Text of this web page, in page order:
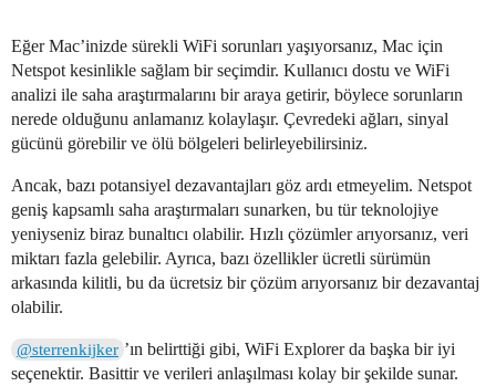
Eğer Mac’inizde sürekli WiFi sorunları yaşıyorsanız, Mac için
Netspot kesinlikle sağlam bir seçimdir. Kullanıcı dostu ve WiFi
analizi ile saha araştırmalarını bir araya getirir, böylece sorunların
nerede olduğunu anlamanız kolaylaşır. Çevredeki ağları, sinyal
gücünü görebilir ve ölü bölgeleri belirleyebilirsiniz.
Ancak, bazı potansiyel dezavantajları göz ardı etmeyelim. Netspot
geniş kapsamlı saha araştırmaları sunarken, bu tür teknolojiye
yeniyseniz biraz bunaltıcı olabilir. Hızlı çözümler arıyorsanız, veri
miktarı fazla gelebilir. Ayrıca, bazı özellikler ücretli sürümün
arkasında kilitli, bu da ücretsiz bir çözüm arıyorsanız bir dezavantaj
olabilir.
@sterrenkijker ’ın belirttiği gibi, WiFi Explorer da başka bir iyi
seçenektir. Basittir ve verileri anlaşılması kolay bir şekilde sunar.